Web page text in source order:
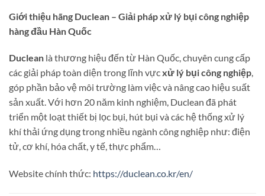
Giới thiệu hãng Duclean – Giải pháp xử lý bụi công nghiệp
hàng đầu Hàn Quốc
Duclean là thương hiệu đến từ Hàn Quốc, chuyên cung cấp
các giải pháp toàn diện trong lĩnh vựcxử lý bụi công nghiệp,
góp phần bảo vệ môi trường làm việc và nâng cao hiệu suất
sản xuất. Với hơn 20 năm kinh nghiệm, Duclean đã phát
triển một loạt thiết bị lọc bụi, hút bụi và các hệ thống xử lý
khí thải ứng dụng trong nhiều ngành công nghiệp như: điện
tử, cơ khí, hóa chất, y tế, thực phẩm…
Website chính thức: https://duclean.co.kr/en/